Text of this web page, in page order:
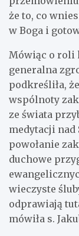
że to, co
w Boga i
Mówiąc o roli
generalna
podkreśliła,
wspólnoty
ze świata
medytacji nad
powołanie
duchowe
wieczyste
odprawiają
mówiła s.